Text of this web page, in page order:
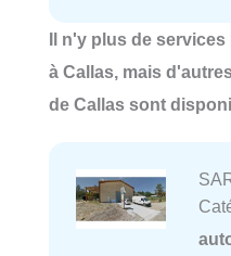
Il n'y plus de
à Callas, mais
de Callas sont